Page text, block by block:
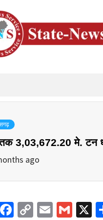
3,03,672.20 मे. टन
ago
Facebook
CopyEmail X